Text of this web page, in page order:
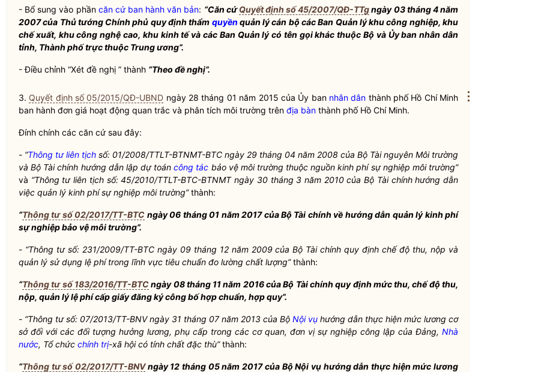
- Bổ sung vào phần căn cứ ban hành văn bản: “Căn cứQuyết định số 45/2007/QĐ-TTgngày 03 tháng 4 năm
2007 của Thủ tướng Chính phủ quy định thẩm quyền quản lý cán bộ các Ban Quản lý khu công nghiệp, khu
chếxuất, khu công nghệ cao, khu kinh tếvà các Ban Quản lý có tên gọi khác thuộc Bộ và Ủy ban nhân dân
tỉnh, Thành phố trực thuộc Trung ương”.
- Điều chỉnh “Xét đề nghị ” thành “Theo đề nghị”.
3. Quyết định số 05/2015/QĐ-UBND ngày 28 tháng 01 năm 2015 của Ủy ban nhân dân thành phố Hồ Chí Minh
ban hành đơn giá hoạt động quan trắc và phân tích môi trường trên địa bàn thành phố Hồ Chí Minh.
Đính chính các căn cứ sau đây:
- “Thông tư liên tịch số: 01/2008/TTLT-BTNMT-BTC ngày 29 tháng 04 năm 2008 của Bộ Tài nguyên Môi trường
và Bộ Tài chính hướng dẫn lập dự toáncông tác bảo vệ môi trường thuộc nguồn kinh phí sự nghiệp môi trường”
và “Thông tư liên tịchsố: 45/2010/TTLT-BTC-BTNMT ngày 30 tháng 3 năm 2010 của Bộ Tài chính hướng dẫn
việc quản lý kinh phí sự nghiệp môi trường”thành:
“Thông tư số 02/2017/TT-BTC ngày 06 tháng 01 năm 2017 của Bộ Tài chính về hướng dẫn quản lý kinh phí
sự nghiệp bảo vệ môi trường”.
- “Thông tư số: 231/2009/TT-BTC ngày 09 tháng 12 năm 2009 của Bộ Tài chính quy định chế độ thu, nộp và
quản lý sử dụng lệ phí trong lĩnh vực tiêu chuẩn đo lường chất lượng”thành:
“Thông tư số 183/2016/TT-BTCngày 08 tháng 11 năm 2016 của Bộ Tài chính quy định mức thu, chế độ thu,
nộp, quản lý lệ phí cấp giấy đăng ký công bố hợp chuẩn, hợp quy”.
- “Thông tư số: 07/2013/TT-BNV ngày 31 tháng 07 năm 2013 của Bộ Nội vụ hướng dẫn thực hiện mức lương cơ
sở đối với các đối tượng hưởng lương, phụ cấp trong các cơ quan, đơn vị sự nghiệp công lập của Đảng, Nhà
nước, Tổ chức chính trị-xã hội có tính chất đặc thù”thành:
“Thông tư số 02/2017/TT-BNVngày 12 tháng 05 năm 2017 của BộNội vụhướng dẫn thực hiện mức lương
⋮